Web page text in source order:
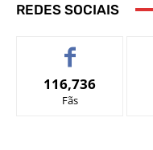
REDES SOCIAIS
116,736
Fãs